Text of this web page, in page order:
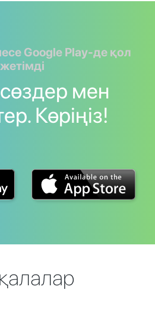
Google Play-де қол
жетімді
сөздер мен
Көріңіз!